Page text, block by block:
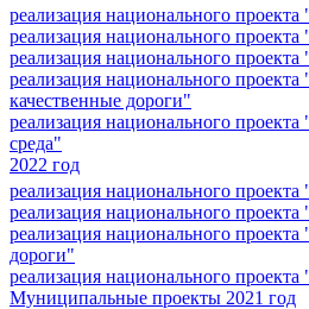
реализация национального
реализация национального
реализация национального проекта
реализация национального проекта
качественные дороги"
реализация национального
среда"
2022 год
реализация национального проекта
реализация национального
реализация национального
дороги"
реализация национального
Муниципальные проекты 2021 год